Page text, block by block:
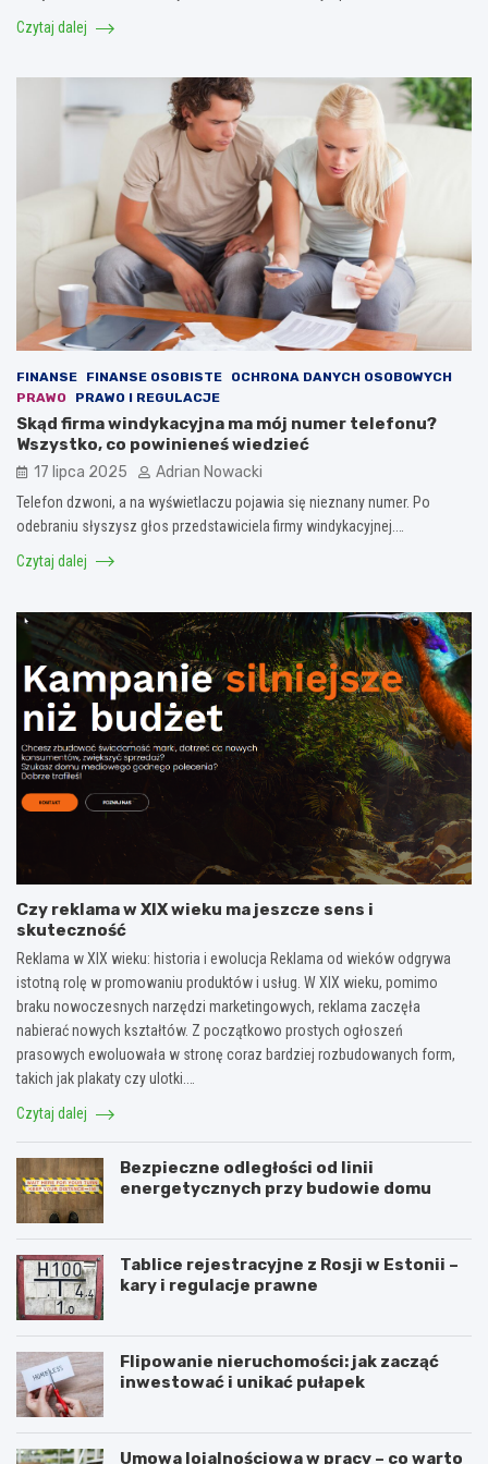
Czytaj dalej
FINANSE FINANSE OSOBISTE
OCHRONA DANYCH OSOBOWYCH
PRAWO
PRAWO I REGULACJE
Skąd firma windykacyjna ma mój numer telefonu?
Wszystko, co powinieneś wiedzieć
17 lipca 2025 Adrian Nowacki
Telefon dzwoni, a na wyświetlaczu pojawia się nieznany numer. Po
odebraniu słyszysz głos przedstawiciela firmy windykacyjnej.…
Czytaj dalej
Czy reklama w XIX wieku ma jeszcze sens i
skuteczność
Reklama w XIX wieku: historia i ewolucja Reklama od wieków odgrywa
istotną rolę w promowaniu produktów i usług. W XIX wieku, pomimo
braku nowoczesnych narzędzi marketingowych, reklama zaczęła
nabierać nowych kształtów. Z początkowo prostych ogłoszeń
prasowych ewoluowała w stronę coraz bardziej rozbudowanych form,
takich jak plakaty czy ulotki.…
Czytaj dalej
Bezpieczne odległości od linii
energetycznych przy budowie domu
Tablice rejestracyjne z Rosji w Estonii –
kary i regulacje prawne
Flipowanie nieruchomości: jak zacząć
inwestować i unikać pułapek
Umowa lojalnościowa w pracy – co warto